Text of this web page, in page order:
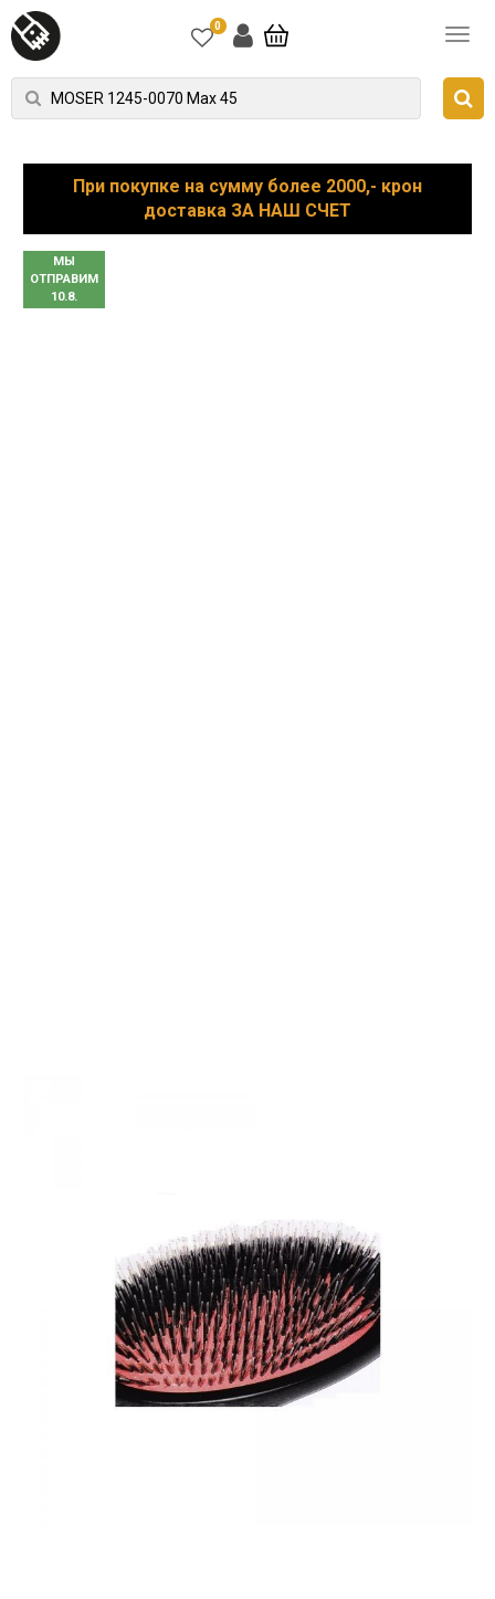
0
При покупке на сумму более 2000,- крон
доставка ЗА НАШ СЧЕТ
МЫ
ОТПРАВИМ
10.8.